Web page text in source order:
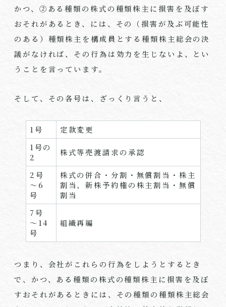
かつ、②ある種類の株式の種類株主に損害を及ぼす
おそれがあるとき、には、その（損害が及ぶ可能性
のある）種類株主を構成員とする種類株主総会の決
議がなければ、その行為は効力を生じないよ、とい
うことを言っています。
そして、その各号は、ざっくり言うと、
1 号
定款変更
1 号の
2
株式等売渡請求の承認
2号
～6
号
株式の併合・分割・無償割当・株主
割当、新株予約権の株主割当・無償
割当
7号
～14
号
組織再編
つまり、会社がこれらの行為をしようとするとき
で、かつ、ある種類の株式の種類株主に損害を及ぼ
すおそれがあるときには、その種類の種類株主総会